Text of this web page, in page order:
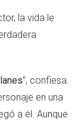
la vida le
”, confiesa.
en una
a él. Aunque